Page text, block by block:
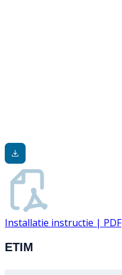
Installatie instructie | PDF
ETIM